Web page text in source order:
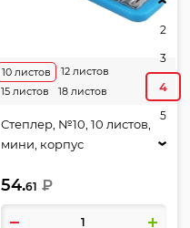
10 листов
12 листов
15 листов
18 листов
Степлер, №10, 10 листов,
мини, корпус
антистеплер, цвет синий,
Attomex, 4142315
54.61 ₽
2
3
4
5